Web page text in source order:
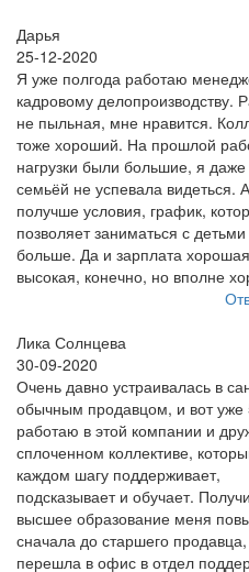
Дарья
25-12-2020
Я уже полгода работаю
кадровому делопроизводству.
не пыльная, мне нравится.
тоже хороший. На прошлой
нагрузки были большие, я даже
семьёй не успевала видеться.
получше условия, график,
позволяет заниматься с
больше. Да и зарплата
высокая, конечно, но вполне
Лика Солнцева
30-09-2020
Очень давно устраивалась в
обычным продавцом, и вот уже
работаю в этой компании и
сплоченном коллективе,
каждом шагу поддерживает,
подсказывает и обучает.
высшее образование меня
сначала до старшего
перешла в офис в отдел